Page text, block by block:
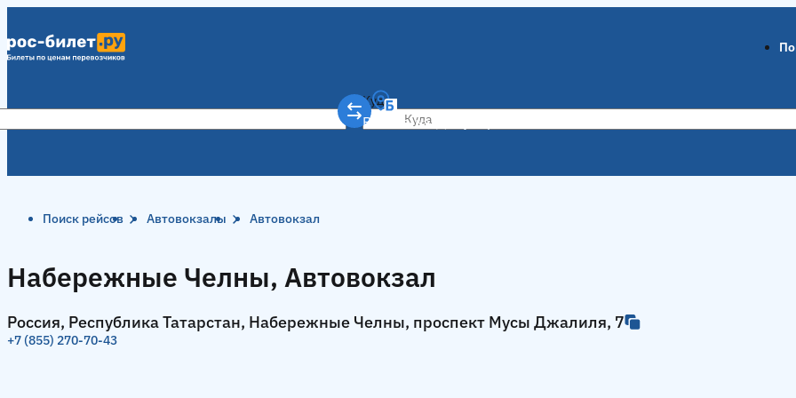
Куда
Ростов-на-Дону
Поиск рейсов Автовокзалы Автовокзал
Набережные Челны, Автовокзал
Россия, Республика Татарстан, Набережные Челны, проспект Мусы Джалиля, 7
+7 (855) 270-70-43